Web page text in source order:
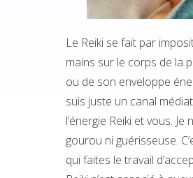
Le Reiki se fait par
mains sur le corps de la
ou de son enveloppe
suis juste un canal
l’énergie Reiki et vous. Je
gourou ni guérisseuse.
qui faites le travail